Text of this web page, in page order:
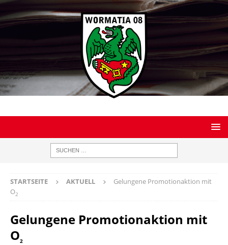
STARTSEITE AKTUELL
Gelungene Promotionaktion mit
O2
Gelungene Promotionaktion mit
O2